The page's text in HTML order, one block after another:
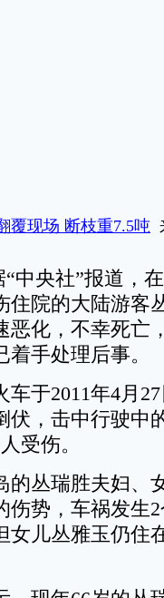
覆现场 断枝重7.5吨
央社”报道，
住院的大陆游客
恶化，不幸死亡
手处理后事。
于2011年4月27
伏，击中行驶中
受伤。
丛瑞胜夫妇、
伤势，车祸发生
女儿丛雅玉仍住